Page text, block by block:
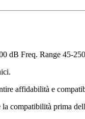
dB Freq. Range 45-
affidabilità e
compatibilità prima